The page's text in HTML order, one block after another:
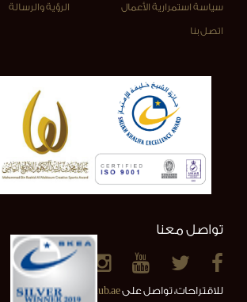
سياسة استمرارية الأعمال الرؤية والرسالة
اتصل بنا
تواصل معنا
للاقتراحات، تواصل علىinfo@alainclub.ae